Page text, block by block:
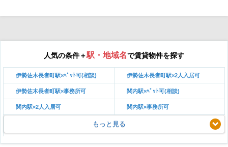
人気の条件＋駅・地域名で賃貸物件を探す
伊勢佐木長者町駅×ﾍﾟｯﾄ可(相談) 伊勢佐木長者町駅×2人入居可
伊勢佐木長者町駅×事務所可 関内駅×ﾍﾟｯﾄ可(相談)
関内駅×2人入居可 関内駅×事務所可
もっと見る